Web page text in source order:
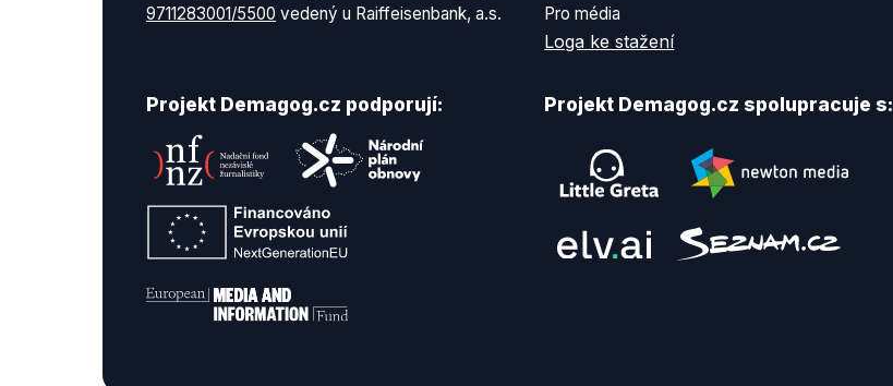
9711283001/5500 vedený u Raiffeisenbank, a.s. Pro média
Loga ke stažení
Projekt Demagog.cz podporují: Projekt Demagog.cz spolupracuje s: